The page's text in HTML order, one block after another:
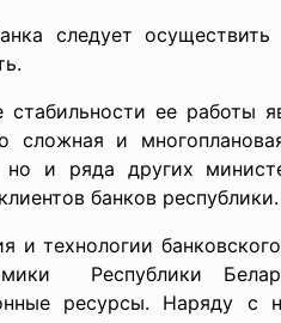
следует
ее работы
сложная и
и ряда других
банков республики.
технологии
Республики
ресурсы. Наряду с